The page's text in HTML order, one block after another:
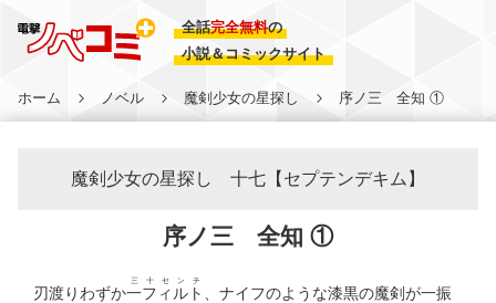
全話完全無料の
小説＆コミックサイト
ホーム ノベル 魔剣少女の星探し 序ノ三 全知 ①
魔剣少女の星探し 十七【セプテンデキム】
序ノ三 全知 ①
刃渡りわずか一
三
フ
十
ィ
セ
ル
ン
ト
チ
、ナイフのような漆黒の魔剣が一振